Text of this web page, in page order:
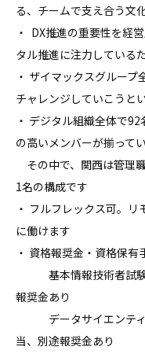
る、チームで支え合う文
・  DX推進の重要性を経
タル推進に注力している
・ ザイマックスグルー
チャレンジしていこうと
・ デジタル組織全体で
の高いメンバーが揃って
その中で、関西は管理
1名の構成です
・ フルフレックス可。
に働けます
・ 資格報奨金・資格保有
基本情報技術者試験
報奨金あり
データサイエンティ
当、別途報奨金あり